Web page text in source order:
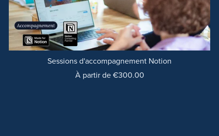
Sessions d'accompagnement Notion
À partir de €300.00